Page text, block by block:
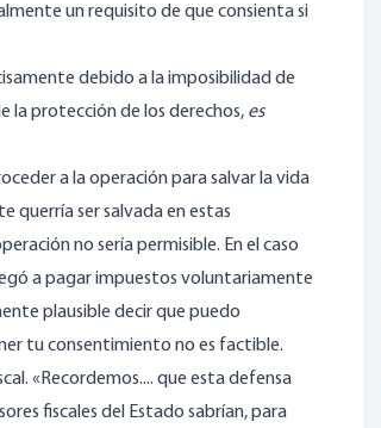
un requisito de que consienta si
debido a la imposibilidad de
la protección de los derechos, es
a la operación para salvar la vida
querría ser salvada en estas
no sería permisible. En el caso
a pagar impuestos voluntariamente
plausible decir que puedo
tu consentimiento no es factible.
«Recordemos.... que esta defensa
fiscales del Estado sabrían, para